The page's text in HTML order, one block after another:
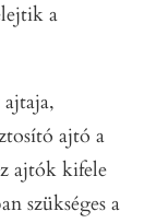
a
ajtó a
ajtók kifele
szükséges a